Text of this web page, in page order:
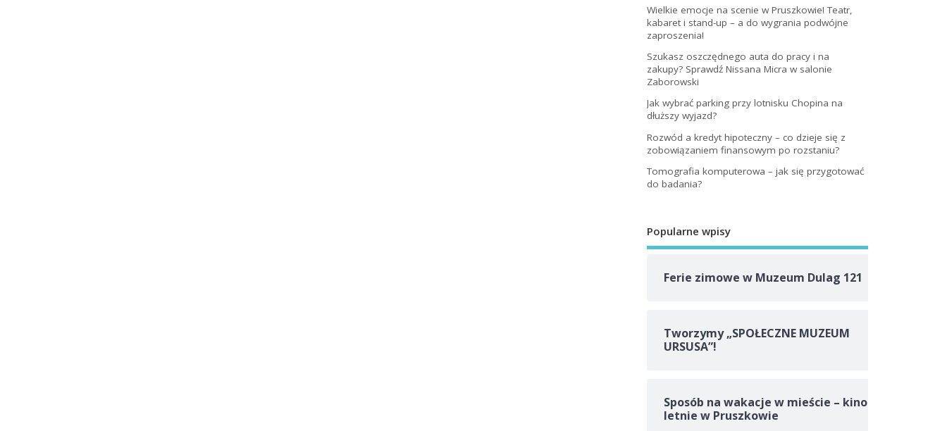
Wielkie emocje na scenie w Pruszkowie! Teatr,
kabaret i stand-up – a do wygrania podwójne
zaproszenia!
Szukasz oszczędnego auta do pracy i na
zakupy? Sprawdź Nissana Micra w salonie
Zaborowski
Jak wybrać parking przy lotnisku Chopina na
dłuższy wyjazd?
Rozwód a kredyt hipoteczny – co dzieje się z
zobowiązaniem finansowym po rozstaniu?
Tomografia komputerowa – jak się przygotować
do badania?
Popularne wpisy
Ferie zimowe w Muzeum Dulag 121
Tworzymy „SPOŁECZNE MUZEUM
URSUSA”!
Sposób na wakacje w mieście – kino
letnie w Pruszkowie